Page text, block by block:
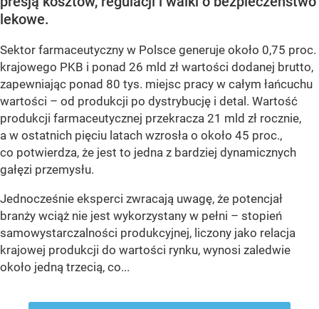
lekowe.
Sektor farmaceutyczny w Polsce generuje około 0,75 proc.
krajowego PKB i ponad 26 mld zł wartości dodanej brutto,
zapewniając ponad 80 tys. miejsc pracy w całym łańcuchu
wartości – od produkcji po dystrybucję i detal. Wartość
produkcji farmaceutycznej przekracza 21 mld zł rocznie,
a w ostatnich pięciu latach wzrosła o około 45 proc.,
co potwierdza, że jest to jedna z bardziej dynamicznych
gałęzi przemysłu.
Jednocześnie eksperci zwracają uwagę, że potencjał
branży wciąż nie jest wykorzystany w pełni – stopień
samowystarczalności produkcyjnej, liczony jako relacja
krajowej produkcji do wartości rynku, wynosi zaledwie
około jedną trzecią, co...